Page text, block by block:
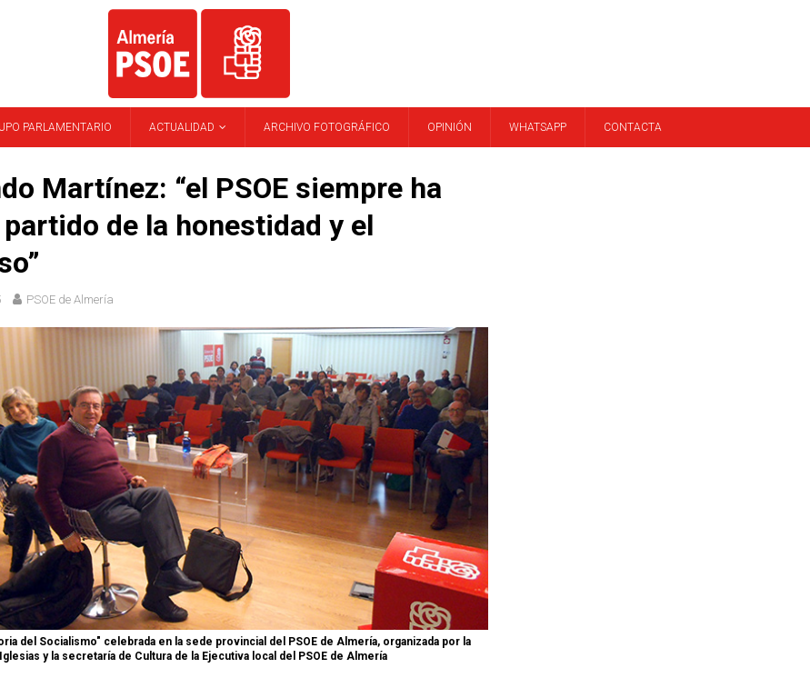
PARLAMENTARIO ACTUALIDAD ARCHIVO FOTOGRÁFICO OPINIÓN WHATSAPP CONTACTA
Martínez: “el PSOE siempre ha
de la honestidad y el
PSOE de Almería
del Socialismo" celebrada en la sede provincial del PSOE de Almería, organizada por la
y la secretaría de Cultura de la Ejecutiva local del PSOE de Almería